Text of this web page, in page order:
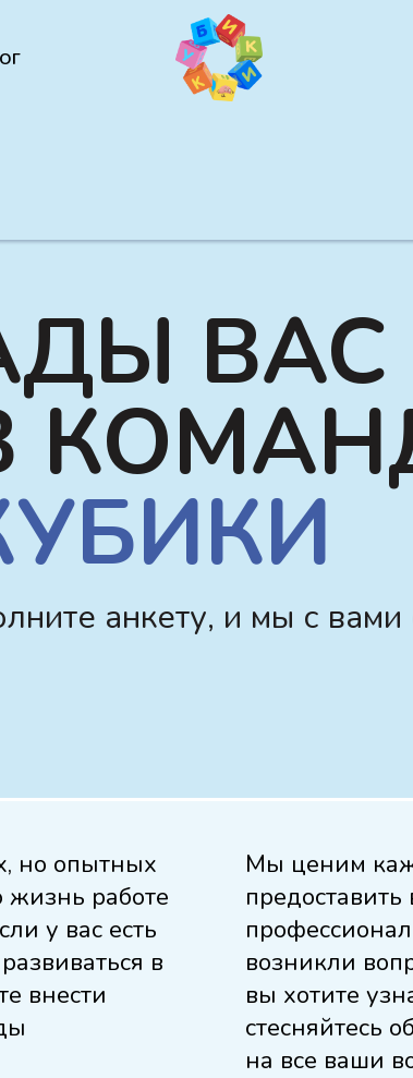
ВАС
анкету, и мы с
но опытных
жизнь работе
у вас есть
в
внести
Мы ценим
возникли
вы хотите
стесняйтесь
на все ваши